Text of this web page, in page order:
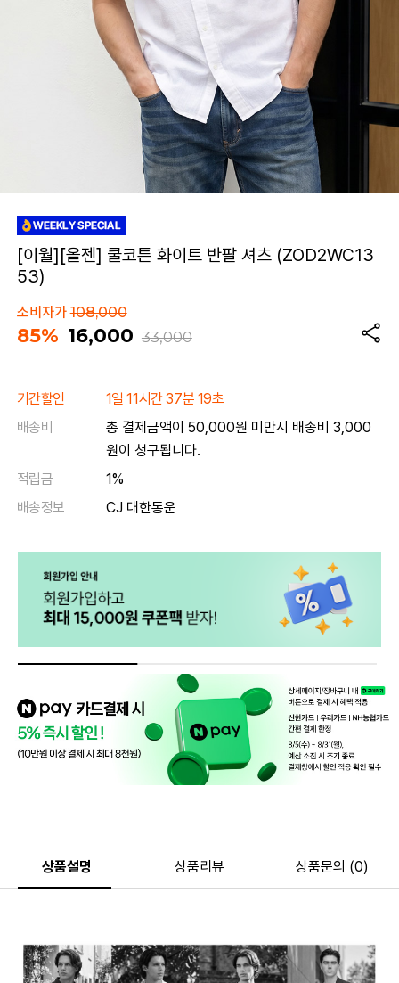
[이월][올젠] 쿨코튼 화이트 반팔 셔츠 (ZOD2WC13
53)
소비자가108,000
85% 16,000 33,000
기간할인
1일 11시간 37분 19초
배송비
총 결제금액이 50,000원 미만시 배송비 3,000
원이 청구됩니다.
적립금
1%
배송정보
CJ 대한통운
상품설명 상품리뷰 상품문의 (0)